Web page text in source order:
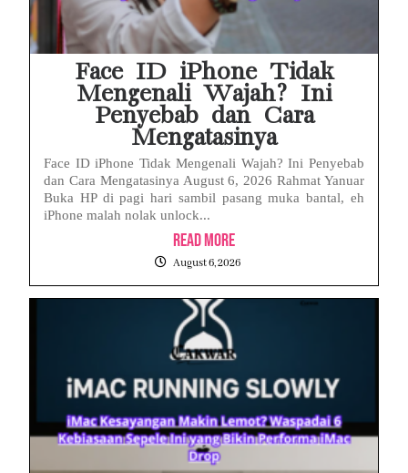
Face ID iPhone Tidak
Mengenali Wajah? Ini
Penyebab dan Cara
Mengatasinya
Face ID iPhone Tidak Mengenali Wajah? Ini Penyebab
dan Cara Mengatasinya August 6, 2026 Rahmat Yanuar
Buka HP di pagi hari sambil pasang muka bantal, eh
iPhone malah nolak unlock...
Read More
August 6, 2026